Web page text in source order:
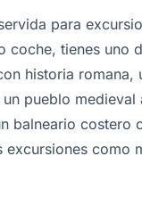
para
coche, tienes uno
historia romana,
pueblo
balneario costero
como